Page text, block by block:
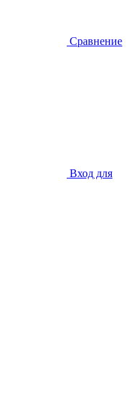
Сравнение
Вход для